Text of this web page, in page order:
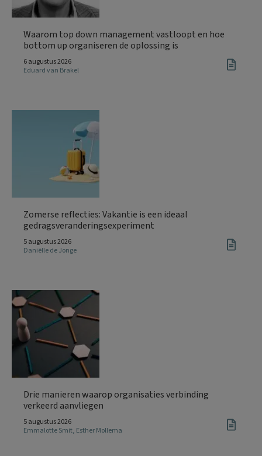
Waarom top down management vastloopt en hoe
bottom up organiseren de oplossing is
6 augustus 2026
Eduard van Brakel
Zomerse reflecties: Vakantie is een ideaal
gedragsveranderingsexperiment
5 augustus 2026
Daniëlle de Jonge
Drie manieren waarop organisaties verbinding
verkeerd aanvliegen
5 augustus 2026
Emmalotte Smit, Esther Mollema